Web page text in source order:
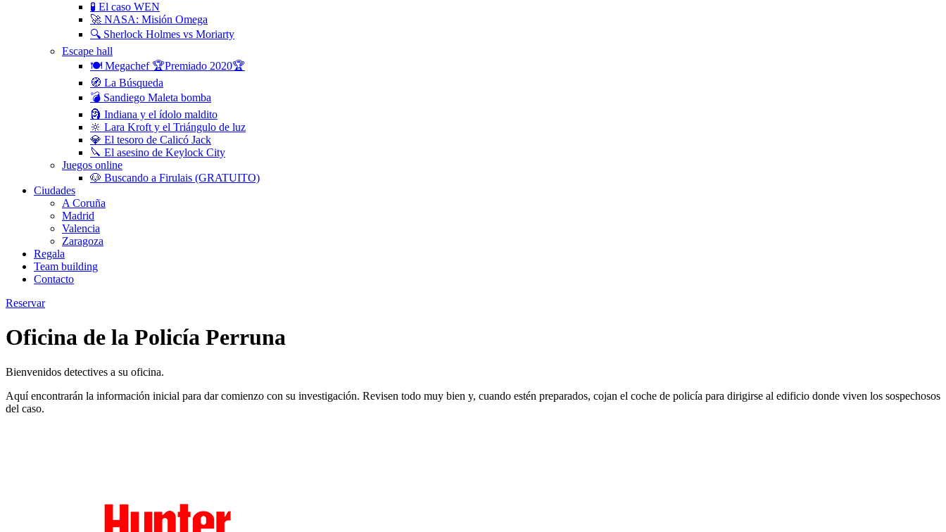
🧪 El caso WEN
🚀 NASA: Misión Omega
🔍 Sherlock Holmes vs Moriarty
Escape hall
🍽 Megachef 🏆Premiado 2020🏆
🧭 La Búsqueda
💣 Sandiego Maleta bomba
🗿 Indiana y el ídolo maldito
🔆 Lara Kroft y el Triángulo de luz
💎 El tesoro de Calicó Jack
🔪 El asesino de Keylock City
Juegos online
🐶 Buscando a Firulais (GRATUITO)
Ciudades
A Coruña
Madrid
Valencia
Zaragoza
Regala
Team building
Contacto
Reservar
Oficina de la Policía Perruna
Bienvenidos detectives a su oficina.
Aquí encontrarán la información inicial para dar comienzo con su investigación. Revisen todo muy bien y, cuando estén preparados, cojan el coche de policía para dirigirse al edificio donde viven los sospechosos
del caso.